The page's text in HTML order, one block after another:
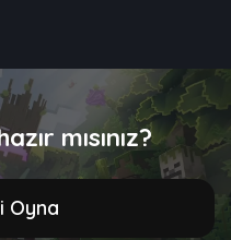
mısınız?
Oyna